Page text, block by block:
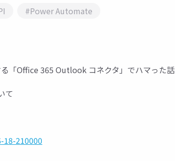
#Power Automate
「Office 365 Outlook コネクタ」でハマった話
て
210000